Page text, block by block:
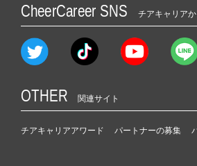
CheerCareer SNS チアキャリア
OTHER 関連サイト
チアキャリアアワード パートナーの募集